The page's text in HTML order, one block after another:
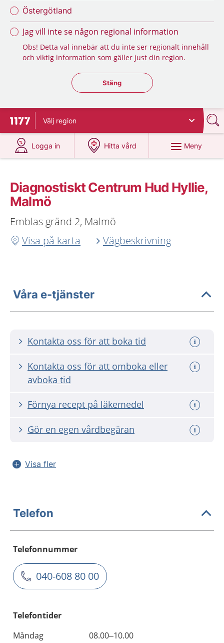
Östergötland
Jag vill inte se någon regional information
Obs! Detta val innebär att du inte ser regionalt innehåll
och viktig information som gäller just din region.
Stäng regionsväljaren
Stäng
Till startsidan för 1177
Välj region
Logga in
på 1177.se
Hitta vård
på 1177.se
Meny
Diagnostiskt Centrum Hud Hyllie,
Malmö
Emblas gränd 2, Malmö
Visa på karta
Vägbeskrivning
Våra e-tjänster
Kontakta oss för att boka tid
Kontakta oss för att omboka eller
avboka tid
Förnya recept på läkemedel
Gör en egen vårdbegäran
Visa fler
Telefon
Telefonnummer
040-608 80 00
Telefontider
Måndag
08.00–10.00